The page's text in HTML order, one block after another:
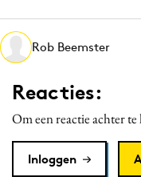
Interne communicatie
Martech
Media
Merkstrategie
PR
Purpose Marketing
Rob Beemster
Reacties:
Om een reactie achter te
Inloggen